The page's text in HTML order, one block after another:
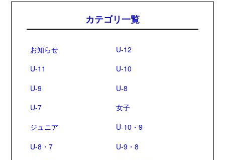
カテゴリ一覧
お知らせ
U-12
U-11
U-10
U-9
U-8
U-7
女子
ジュニア
U-10・9
U-8・7
U-9・8